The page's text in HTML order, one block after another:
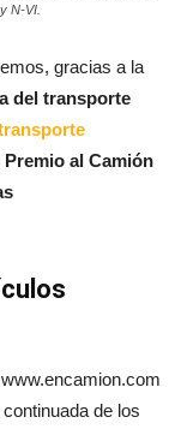
N-VI.
gracias a la
del transporte
Premio al Camión
de los